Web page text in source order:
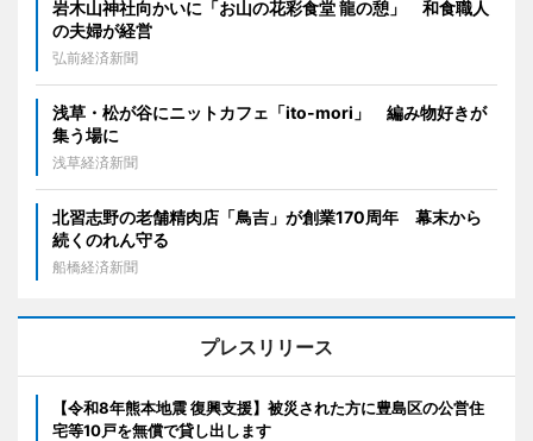
岩木山神社向かいに「お山の花彩食堂 龍の憩」 和食職人
の夫婦が経営
弘前経済新聞
浅草・松が谷にニットカフェ「ito-mori」 編み物好きが
集う場に
浅草経済新聞
北習志野の老舗精肉店「鳥吉」が創業170周年 幕末から
続くのれん守る
船橋経済新聞
プレスリリース
【令和8年熊本地震 復興支援】被災された方に豊島区の公営住
宅等10戸を無償で貸し出します